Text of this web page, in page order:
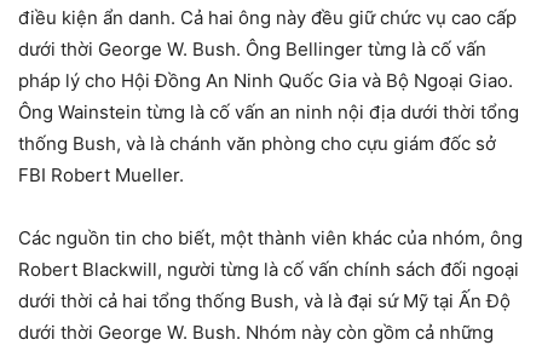
điều kiện ẩn danh. Cả hai ông này đều giữ chức vụ cao cấp
dưới thời George W. Bush. Ông Bellinger từng là cố vấn
pháp lý cho Hội Đồng An Ninh Quốc Gia và Bộ Ngoại Giao.
Ông Wainstein từng là cố vấn an ninh nội địa dưới thời tổng
thống Bush, và là chánh văn phòng cho cựu giám đốc sở
FBI Robert Mueller.
Các nguồn tin cho biết, một thành viên khác của nhóm, ông
Robert Blackwill, người từng là cố vấn chính sách đối ngoại
dưới thời cả hai tổng thống Bush, và là đại sứ Mỹ tại Ấn Độ
dưới thời George W. Bush. Nhóm này còn gồm cả những